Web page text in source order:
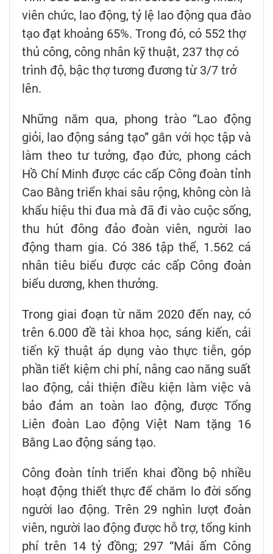
viên chức, lao động, tỷ lệ lao động qua đào
tạo đạt khoảng 65%. Trong đó, có 552 thợ
thủ công, công nhân kỹ thuật, 237 thợ có
trình độ, bậc thợ tương đương từ 3/7 trở
lên.
Những năm qua, phong trào “Lao động
giỏi, lao động sáng tạo” gắn với học tập và
làm theo tư tưởng, đạo đức, phong cách
Hồ Chí Minh được các cấp Công đoàn tỉnh
Cao Bằng triển khai sâu rộng, không còn là
khẩu hiệu thi đua mà đã đi vào cuộc sống,
thu hút đông đảo đoàn viên, người lao
động tham gia. Có 386 tập thể, 1.562 cá
nhân tiêu biểu được các cấp Công đoàn
biểu dương, khen thưởng.
Trong giai đoạn từ năm 2020 đến nay, có
trên 6.000 đề tài khoa học, sáng kiến, cải
tiến kỹ thuật áp dụng vào thực tiễn, góp
phần tiết kiệm chi phí, nâng cao năng suất
lao động, cải thiện điều kiện làm việc và
bảo đảm an toàn lao động, được Tổng
Liên đoàn Lao động Việt Nam tặng 16
Bằng Lao động sáng tạo.
Công đoàn tỉnh triển khai đồng bộ nhiều
hoạt động thiết thực để chăm lo đời sống
người lao động. Trên 29 nghìn lượt đoàn
viên, người lao động được hỗ trợ, tổng kinh
phí trên 14 tỷ đồng; 297 “Mái ấm Công